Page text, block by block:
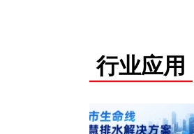
行业应用